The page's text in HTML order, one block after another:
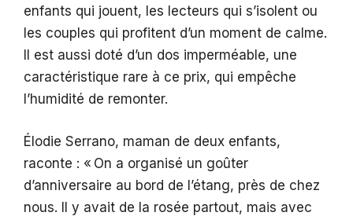
enfants qui jouent, les lecteurs qui s’isolent ou
les couples qui profitent d’un moment de calme.
Il est aussi doté d’un dos imperméable, une
caractéristique rare à ce prix, qui empêche
l’humidité de remonter.
Élodie Serrano, maman de deux enfants,
raconte : « On a organisé un goûter
d’anniversaire au bord de l’étang, près de chez
nous. Il y avait de la rosée partout, mais avec